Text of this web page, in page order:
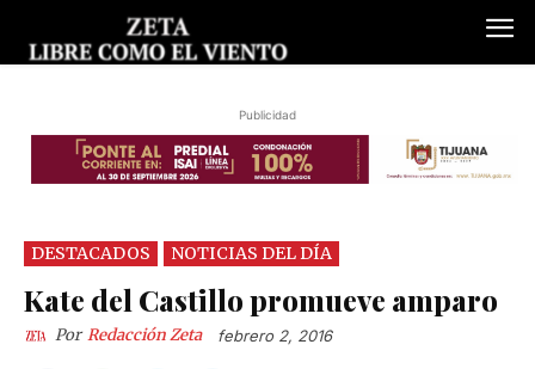
Publicidad
DESTACADOS NOTICIAS DEL DÍA
Kate del Castillo promueve amparo
Por Redacción Zeta febrero 2, 2016